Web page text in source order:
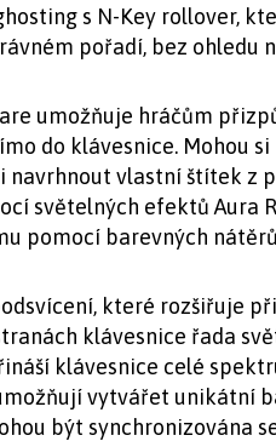
s N-Key rollover,
pořadí, bez ohledu
umožňuje hráčům
do klávesnice. Mohou
navrhnout vlastní štítek
světelných efektů Aura
pomocí barevných
které rozšiřuje
klávesnice řada
klávesnice celé
vytvářet unikátní
být synchronizována